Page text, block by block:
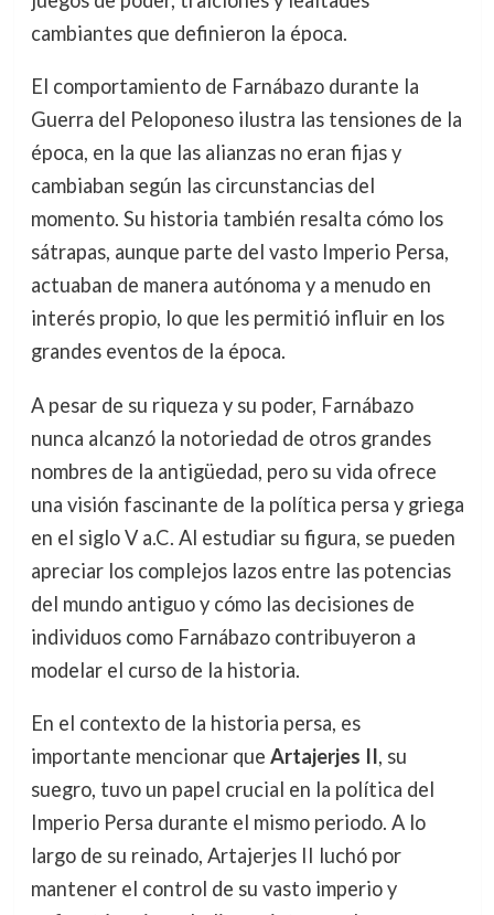
cambiantes que definieron la época.
El comportamiento de Farnábazo durante la
Guerra del Peloponeso ilustra las tensiones de la
época, en la que las alianzas no eran fijas y
cambiaban según las circunstancias del
momento. Su historia también resalta cómo los
sátrapas, aunque parte del vasto Imperio Persa,
actuaban de manera autónoma y a menudo en
interés propio, lo que les permitió influir en los
grandes eventos de la época.
A pesar de su riqueza y su poder, Farnábazo
nunca alcanzó la notoriedad de otros grandes
nombres de la antigüedad, pero su vida ofrece
una visión fascinante de la política persa y griega
en el siglo V a.C. Al estudiar su figura, se pueden
apreciar los complejos lazos entre las potencias
del mundo antiguo y cómo las decisiones de
individuos como Farnábazo contribuyeron a
modelar el curso de la historia.
En el contexto de la historia persa, es
importante mencionar que Artajerjes II, su
suegro, tuvo un papel crucial en la política del
Imperio Persa durante el mismo periodo. A lo
largo de su reinado, Artajerjes II luchó por
mantener el control de su vasto imperio y